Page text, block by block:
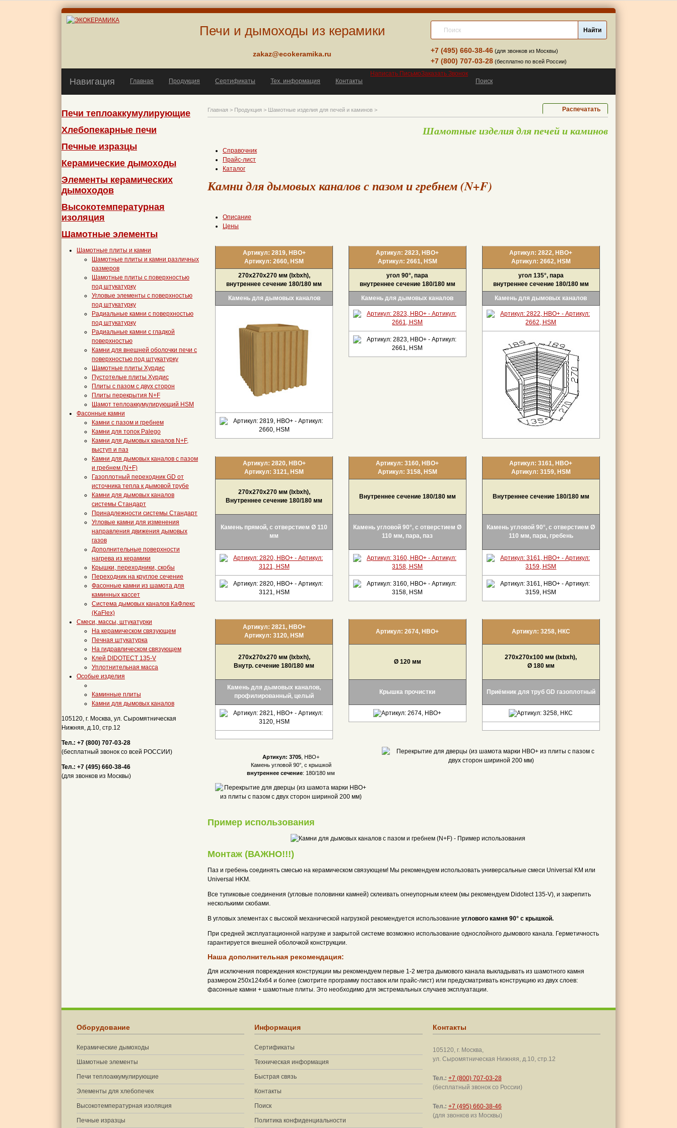
Печи и дымоходы из керамики
zakaz@ecokeramika.ru +7 (495) 660-38-46 (для звонков из Москвы)
+7 (800) 707-03-28 (бесплатно по всей России)
Навигация Главная Продукция Сертификаты Тех. информация Контакты
Написать ПисьмоЗаказать Звонок
Поиск
Печи теплоаккумулирующие
Хлебопекарные печи
Печные изразцы
Керамические дымоходы
Элементы керамических
дымоходов
Высокотемпературная
изоляция
Шамотные элементы
Шамотные плиты и камни
Шамотные плиты и камни различных
размеров
Шамотные плиты с поверхностью
под штукатурку
Угловые элементы с поверхностью
под штукатурку
Радиальные камни с поверхностью
под штукатурку
Радиальные камни с гладкой
поверхностью
Камни для внешней оболочки печи с
поверхностью под штукатурку
Шамотные плиты Хурдис
Пустотелые плиты Хурдис
Плиты с пазом с двух сторон
Плиты перекрытия N+F
Шамот теплоаккумулирующий HSМ
Фасонные камни
Камни с пазом и гребнем
Камни для топок Palego
Камни для дымовых каналов N+F,
выступ и паз
Камни для дымовых каналов с пазом
и гребнем (N+F)
Газоплотный переходник GD от
источника тепла к дымовой трубе
Камни для дымовых каналов
системы Стандарт
Принадлежности системы Стандарт
Угловые камни для изменения
направления движения дымовых
газов
Дополнительные поверхности
нагрева из керамики
Крышки, переходники, скобы
Переходник на круглое сечение
Фасонные камни из шамота для
каминных кассет
Система дымовых каналов КаФлекс
(KaFlex)
Смеси, массы, штукатурки
На керамическом связующем
Печная штукатурка
На гидравлическом связующем
Клей DIDOTECT 135-V
Уплотнительная масса
Особые изделия
Каминные плиты
Камни для дымовых каналов
105120, г. Москва, ул. Сыромятническая
Нижняя, д.10, стр.12
Тел.: +7 (800) 707-03-28
(бесплатный звонок со всей РОССИИ)
Тел.: +7 (495) 660-38-46
(для звонков из Москвы)
Главная > Продукция > Шамотные изделия для печей и каминов > Распечатать
Шамотные изделия для печей и каминов
Справочник
Прайс-лист
Каталог
Камни для дымовых каналов с пазом и гребнем (N+F)
Описание
Цены
Артикул: 2819, НВО+
Артикул: 2660, HSM
270x270x270 мм (Ixbxh),
внутреннее сечение 180/180 мм
Камень для дымовых каналов
Артикул: 2823, НВО+
Артикул: 2661, HSM
угол 90°, пара
внутреннее сечение 180/180 мм
Камень для дымовых каналов
Артикул: 2822, НВО+
Артикул: 2662, HSM
угол 135°, пара
внутреннее сечение 180/180 мм
Камень для дымовых каналов
Артикул: 2820, НВО+
Артикул: 3121, HSM
270x270x270 мм (Ixbxh),
Внутреннее сечение 180/180 мм
Камень прямой, с отверстием Ø 110
мм
Артикул: 3160, НВО+
Артикул: 3158, HSM
Внутреннее сечение 180/180 мм
Камень угловой 90°, с отверстием Ø
110 мм, пара, паз
Артикул: 3161, НВО+
Артикул: 3159, HSM
Внутреннее сечение 180/180 мм
Камень угловой 90°, с отверстием Ø
110 мм, пара, гребень
Артикул: 2821, НВО+
Артикул: 3120, HSM
270x270x270 мм (Ixbxh),
Внутр. сечение 180/180 мм
Камень для дымовых каналов,
профилированный, целый
Артикул: 2674, НВО+
Ø 120 мм
Крышка прочистки
Артикул: 3258, НКС
270x270x100 мм (Ixbxh),
Ø 180 мм
Приёмник для труб GD газоплотный
Артикул: 3705 , НВО+
Камень угловой 90°, с крышкой
внутреннее сечение: 180/180 мм
Пример использования
Монтаж (ВАЖНО!!!)
Паз и гребень соединять смесью на керамическом связующем! Мы рекомендуем использовать универсальные смеси Universal KM или
Universal HKM.
Все тупиковые соединения (угловые половинки камней) склеивать огнеупорным клеем (мы рекомендуем Didotect 135-V), и закрепить
несколькими скобами.
В угловых элементах с высокой механической нагрузкой рекомендуется использование углового камня 90° с крышкой.
При средней эксплуатационной нагрузке и закрытой системе возможно использование однослойного дымового канала. Герметичность
гарантируется внешней оболочкой конструкции.
Наша дополнительная рекомендация:
Для исключения повреждения конструкции мы рекомендуем первые 1-2 метра дымового канала выкладывать из шамотного камня
размером 250x124x64 и более (смотрите программу поставок или прайс-лист) или предусматривать конструкцию из двух слоев:
фасонные камни + шамотные плиты. Это необходимо для экстремальных случаев эксплуатации.
Оборудование
Керамические дымоходы
Шамотные элементы
Печи теплоаккумулирующие
Элементы для хлебопечек
Высокотемпературная изоляция
Печные изразцы
Информация
Сертификаты
Техническая информация
Быстрая связь
Контакты
Поиск
Политика конфиденциальности
Контакты
105120, г. Москва,
ул. Сыромятническая Нижняя, д.10, стр.12
Тел.: +7 (800) 707-03-28
(бесплатный звонок со России)
Тел.: +7 (495) 660-38-46
(для звонков из Москвы)